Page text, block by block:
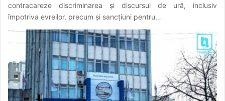
contracareze discriminarea și discursul de ură, inclusiv
împotriva evreilor, precum și sancțiuni pentru…